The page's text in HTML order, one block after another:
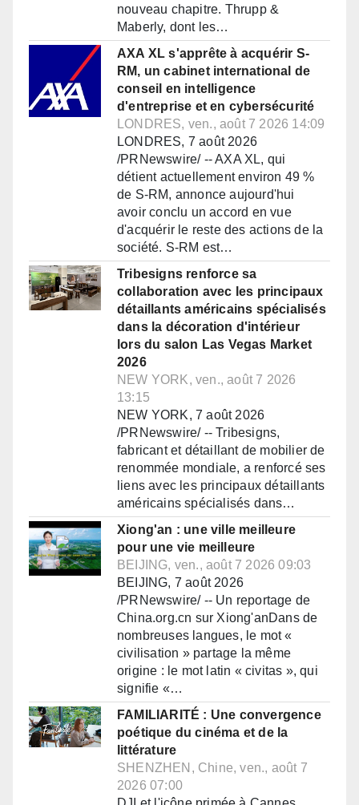
nouveau chapitre. Thrupp &
Maberly, dont les…
AXA XL s'apprête à acquérir S-
RM, un cabinet international de
conseil en intelligence
d'entreprise et en cybersécurité
LONDRES, ven., août 7 2026 14:09
LONDRES, 7 août 2026
/PRNewswire/ -- AXA XL, qui
détient actuellement environ 49 %
de S-RM, annonce aujourd'hui
avoir conclu un accord en vue
d'acquérir le reste des actions de la
société. S-RM est…
Tribesigns renforce sa
collaboration avec les principaux
détaillants américains spécialisés
dans la décoration d'intérieur
lors du salon Las Vegas Market
2026
NEW YORK, ven., août 7 2026
13:15
NEW YORK, 7 août 2026
/PRNewswire/ -- Tribesigns,
fabricant et détaillant de mobilier de
renommée mondiale, a renforcé ses
liens avec les principaux détaillants
américains spécialisés dans…
Xiong'an : une ville meilleure
pour une vie meilleure
BEIJING, ven., août 7 2026 09:03
BEIJING, 7 août 2026
/PRNewswire/ -- Un reportage de
China.org.cn sur Xiong'anDans de
nombreuses langues, le mot «
civilisation » partage la même
origine : le mot latin « civitas », qui
signifie «…
FAMILIARITÉ : Une convergence
poétique du cinéma et de la
littérature
SHENZHEN, Chine, ven., août 7
2026 07:00